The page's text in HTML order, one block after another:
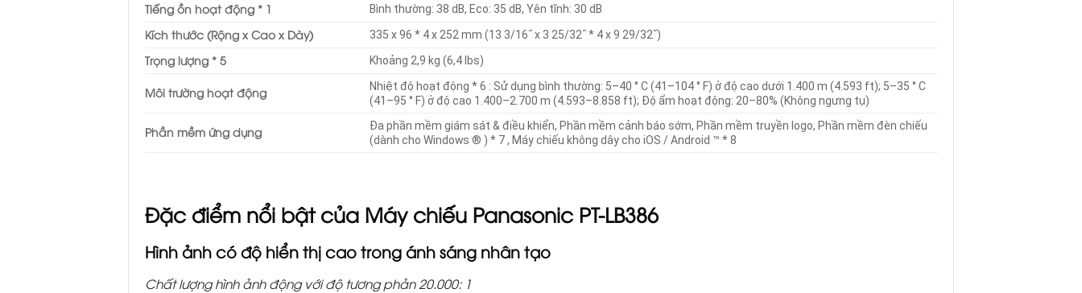
Tiếng ồn hoạt động * 1 Bình thường: 38 dB, Eco: 35 dB, Yên tĩnh: 30 dB
Kích thước (Rộng x Cao x Dày) 335 x 96 * 4 x 252 mm (13 3/16˝ x 3 25/32˝ * 4 x 9 29/32˝)
Trọng lượng * 5 Khoảng 2,9 kg (6,4 lbs)
Môi trường hoạt động
Nhiệt độ hoạt động * 6 : Sử dụng bình thường: 5–40 ° C (41–104 ° F) ở độ cao dưới 1.400 m (4.593 ft); 5–35 ° C
(41–95 ° F) ở độ cao 1.400–2.700 m (4.593–8.858 ft); Độ ẩm hoạt động: 20–80% (Không ngưng tụ)
Phần mềm ứng dụng
Đa phần mềm giám sát & điều khiển, Phần mềm cảnh báo sớm, Phần mềm truyền logo, Phần mềm đèn chiếu
(dành cho Windows ® ) * 7 , Máy chiếu không dây cho iOS / Android ™ * 8
Đặc điểm nổi bật của Máy chiếu Panasonic PT-LB386
Hình ảnh có độ hiển thị cao trong ánh sáng nhân tạo
Chất lượng hình ảnh động với độ tương phản 20.000: 1